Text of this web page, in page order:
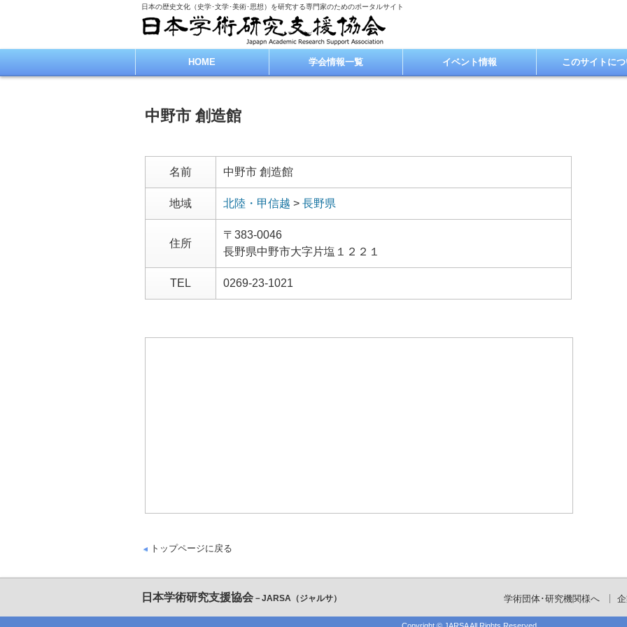
日本の歴史文化（史学･文学･美術･思想）を研究する専門家のためのポータルサイト
HOME 学会情報一覧 イベント情報 このサイトに
中野市 創造館
名前 中野市 創造館
地域 北陸・甲信越 > 長野県
住所
〒383-0046
長野県中野市大字片塩１２２１
TEL 0269-23-1021
トップページに戻る
日本学術研究支援協会 －JARSA（ジャルサ） 学術団体･研究機関様へ